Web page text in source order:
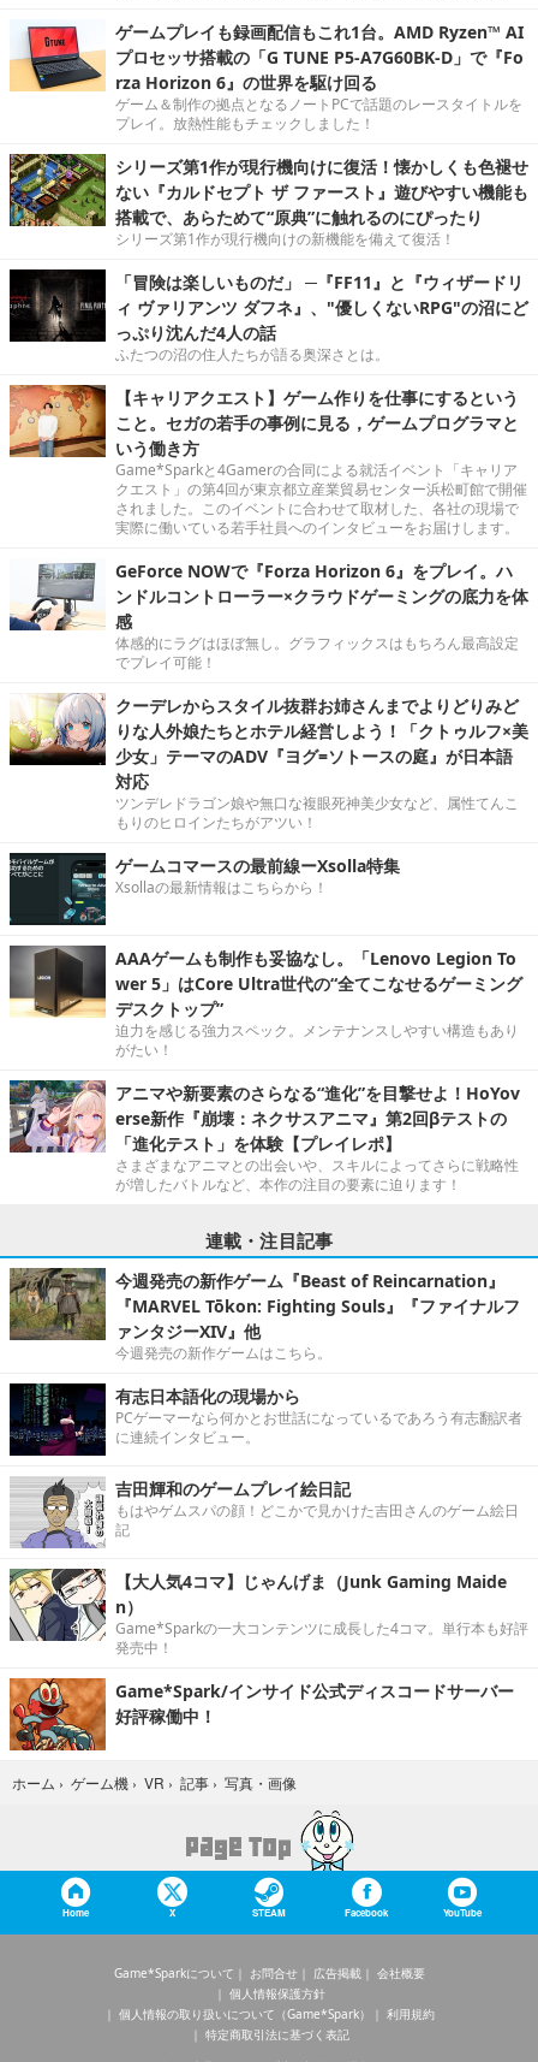
ゲームプレイも録画配信もこれ1台。AMD Ryzen™ AI
プロセッサ搭載の「G TUNE P5-A7G60BK-D」で『Fo
rza Horizon 6』の世界を駆け回る
ゲーム＆制作の拠点となるノートPCで話題のレースタイトルを
プレイ。放熱性能もチェックしました！
シリーズ第1作が現行機向けに復活！懐かしくも色褪せ
ない『カルドセプト ザ ファースト』遊びやすい機能も
搭載で、あらためて“原典”に触れるのにぴったり
シリーズ第1作が現行機向けの新機能を備えて復活！
「冒険は楽しいものだ」 ─『FF11』と『ウィザードリ
ィ ヴァリアンツ ダフネ』、"優しくないRPG"の沼にど
っぷり沈んだ4人の話
ふたつの沼の住人たちが語る奥深さとは。
【キャリアクエスト】ゲーム作りを仕事にするという
こと。セガの若手の事例に見る，ゲームプログラマと
いう働き方
Game*Sparkと4Gamerの合同による就活イベント「キャリア
クエスト」の第4回が東京都立産業貿易センター浜松町館で開催
されました。このイベントに合わせて取材した、各社の現場で
実際に働いている若手社員へのインタビューをお届けします。
GeForce NOWで『Forza Horizon 6』をプレイ。ハ
ンドルコントローラー×クラウドゲーミングの底力を体
感
体感的にラグはほぼ無し。グラフィックスはもちろん最高設定
でプレイ可能！
クーデレからスタイル抜群お姉さんまでよりどりみど
りな人外娘たちとホテル経営しよう！「クトゥルフ×美
少女」テーマのADV『ヨグ=ソトースの庭』が日本語
対応
ツンデレドラゴン娘や無口な複眼死神美少女など、属性てんこ
もりのヒロインたちがアツい！
ゲームコマースの最前線ーXsolla特集
Xsollaの最新情報はこちらから！
AAAゲームも制作も妥協なし。「Lenovo Legion To
wer 5」はCore Ultra世代の“全てこなせるゲーミング
デスクトップ”
迫力を感じる強力スペック。メンテナンスしやすい構造もあり
がたい！
アニマや新要素のさらなる“進化”を目撃せよ！HoYov
erse新作『崩壊：ネクサスアニマ』第2回βテストの
「進化テスト」を体験【プレイレポ】
さまざまなアニマとの出会いや、スキルによってさらに戦略性
が増したバトルなど、本作の注目の要素に迫ります！
連載・注目記事
今週発売の新作ゲーム『Beast of Reincarnation』
『MARVEL Tōkon: Fighting Souls』『ファイナルフ
ァンタジーXIV』他
今週発売の新作ゲームはこちら。
有志日本語化の現場から
PCゲーマーなら何かとお世話になっているであろう有志翻訳者
に連続インタビュー。
吉田輝和のゲームプレイ絵日記
もはやゲムスパの顔！どこかで見かけた吉田さんのゲーム絵日
記
【大人気4コマ】じゃんげま（Junk Gaming Maide
n）
Game*Sparkの一大コンテンツに成長した4コマ。単行本も好評
発売中！
Game*Spark/インサイド公式ディスコードサーバー
好評稼働中！
ホーム › ゲーム機 › VR › 記事 › 写真・画像
Home X STEAM Facebook YouTube
Game*Sparkについて お問合せ 広告掲載
会社概要
個人情報保護方針
個人情報の取り扱いについて（Game*Spark）
利用規約
特定商取引法に基づく表記